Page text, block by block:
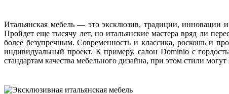
Итальянская мебель — это эксклюзив, традиции,
Пройдет еще тысячу лет, но итальянские мастера вряд ли
более безупречным. Современность и классика, роскошь и
индивидуальный проект. К примеру, салон Dominio с
стандартам качества мебельного дизайна, при этом стили